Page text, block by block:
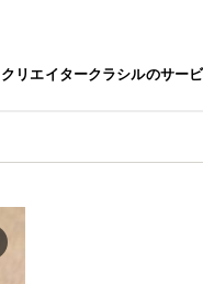
クリエイタークラシルのサー